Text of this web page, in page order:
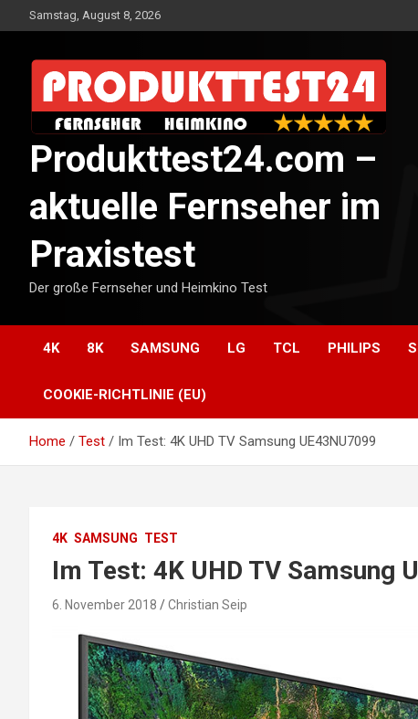
to
Samstag, August 8, 2026
Produkttest24.com –
aktuelle Fernseher im
Praxistest
Der große Fernseher und Heimkino Test
4K 8K SAMSUNG LG TCL PHILIPS
COOKIE-RICHTLINIE (EU)
Home Test Im Test: 4K UHD TV Samsung UE43NU7099
4K SAMSUNG TEST
Im Test: 4K UHD TV Samsung
6. November 2018 Christian Seip